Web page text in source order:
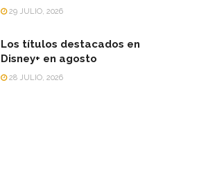
29 JULIO, 2026
Los títulos destacados en
Disney+ en agosto
28 JULIO, 2026